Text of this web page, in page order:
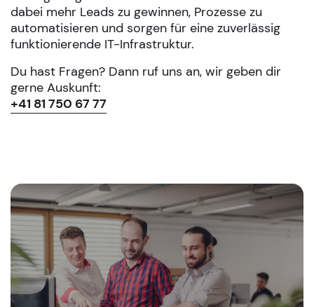
dabei mehr Leads zu gewinnen, Prozesse zu
automatisieren und sorgen für eine zuverlässig
funktionierende IT-Infrastruktur.
Du hast Fragen? Dann ruf uns an, wir geben dir
gerne Auskunft:
+41 81 750 67 77